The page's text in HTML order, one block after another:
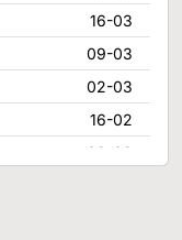
16-03
09-03
02-03
16-02
09-02